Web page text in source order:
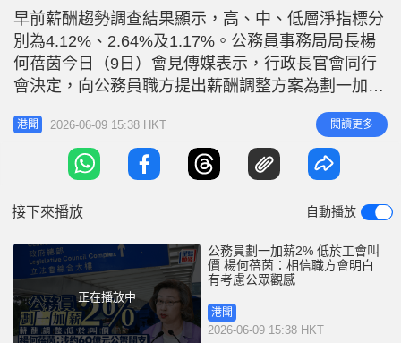
n
n
c
t
r
e
早前薪酬趨勢調查結果顯示，高、中、低層淨指標分
別為4.12%、2.64%及1.17%。公務員事務局局長楊
何蓓茵今日（9日）會見傳媒表示，行政長官會同行
會決定，向公務員職方提出薪酬調整方案為劃一加薪
2%，追溯到今年4月1日。對於只加薪2%是否與宏福
苑事件有關，她稱行會作任何決定都會考慮公眾觀
感。 楊何蓓茵：加薪已全面平衡所有因素 楊何蓓茵
表示，政府在決定公務員薪酬調整時，已全面考慮並
港聞 2026-06-09 15:38 HKT 閱讀更多
接下來播放 自動播放
正在播放中
公務員劃一加薪2% 低於工會叫
價 楊何蓓茵：相信職方會明白
有考慮公眾觀感
港聞
2026-06-09 15:38 HKT